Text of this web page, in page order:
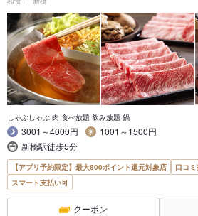
しゃぶしゃぶ 肉 食べ放題 飲み放題 鍋
3001～4000円
1001～1500円
新橋駅徒歩5分
【アプリ予約限定】最大800ポイント還元対象店
口コ
スマート支払い可
クーポン